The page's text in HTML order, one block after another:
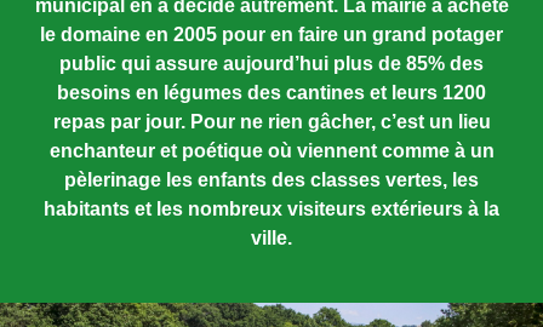
municipal en a décidé autrement. La mairie a acheté
le domaine en 2005 pour en faire un grand potager
public qui assure aujourd’hui plus de 85% des
besoins en légumes des cantines et leurs 1200
repas par jour. Pour ne rien gâcher, c’est un lieu
enchanteur et poétique où viennent comme à un
pèlerinage les enfants des classes vertes, les
habitants et les nombreux visiteurs extérieurs à la
ville.